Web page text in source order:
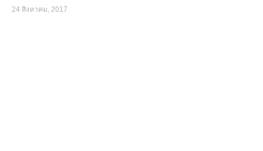
24 สิงหาคม, 2017